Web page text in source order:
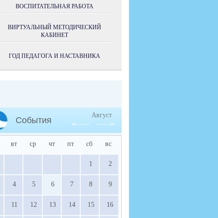
ВОСПИТАТЕЛЬНАЯ РАБОТА
ВИРТУАЛЬНЫЙ МЕТОДИЧЕСКИЙ
КАБИНЕТ
ГОД ПЕДАГОГА И НАСТАВНИКА
События
Август
вт ср чт пт сб вс
1 2
4 5 6 7 8 9
11 12 13 14 15 16